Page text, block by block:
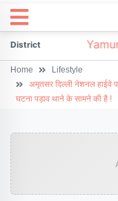
DistrictSonipat
Home
Lifestyle
अमृतसर दिल्ली नेशनल हाईवे
घटना पड़ाव थाने के सामने की है !